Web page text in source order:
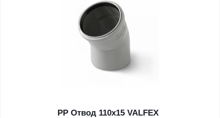
PP Отвод 110x15 VALFEX